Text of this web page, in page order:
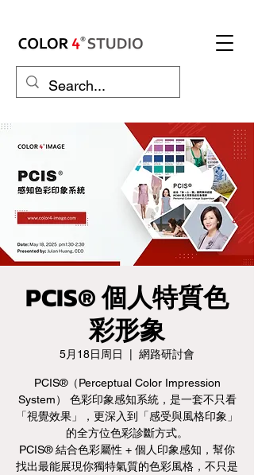
PCIS® 個人特質色
彩形象
5月18日周日 網路研討會
PCIS®（Perceptual Color Impression
System） 色彩印象感知系統，是一套不只看
「視覺效果」，更深入到「感受與風格印象」
的全方位色彩診斷方式。
PCIS® 結合色彩屬性 + 個人印象感知，幫你
找出最能展現你獨特氣質的色彩風格，不只是